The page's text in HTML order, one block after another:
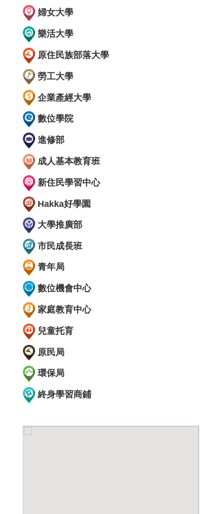
婦女大學
樂活大學
原住民族部落大學
勞工大學
企業產經大學
數位學院
進修部
成人基本教育班
新住民學習中心
Hakka好學園
大學推廣部
市民成長班
青年局
數位機會中心
家庭教育中心
兒童托育
原民局
環保局
終身學習商鋪